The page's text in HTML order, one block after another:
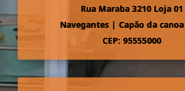
Rua Maraba 3210 Loja 01
Navegantes | Capão da canoa
CEP: 95555000